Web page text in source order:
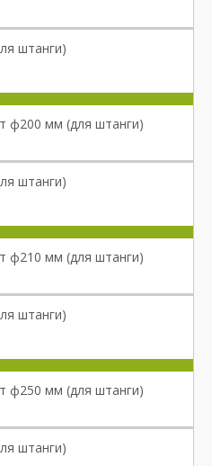
штанги)
ф200 мм (для штанги)
штанги)
ф210 мм (для штанги)
штанги)
ф250 мм (для штанги)
штанги)